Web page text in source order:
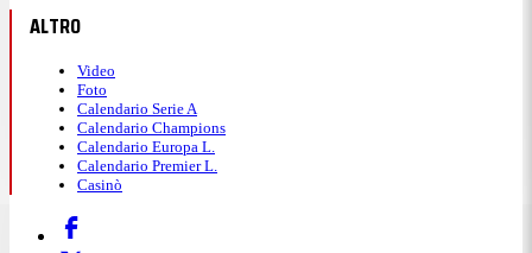
ALTRO
Video
Foto
Calendario Serie A
Calendario Champions
Calendario Europa L.
Calendario Premier L.
Casinò